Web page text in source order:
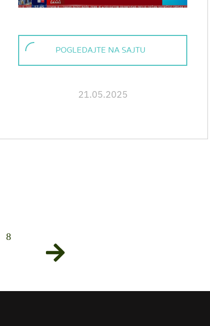
POGLEDAJTE NA SAJTU
21.05.2025
8